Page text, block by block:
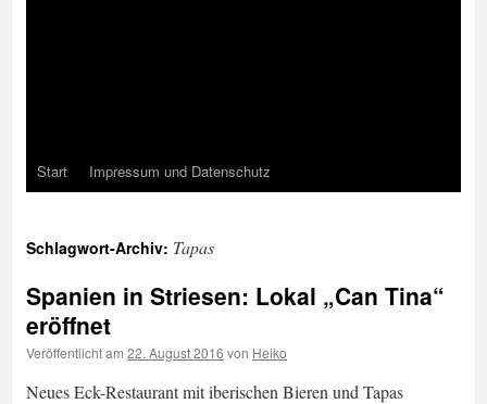
Start Impressum und Datenschutz
Schlagwort-Archiv: Tapas
Spanien in Striesen: Lokal „Can Tina“
eröffnet
Veröffentlicht am 22. August 2016 von Heiko
Neues Eck-Restaurant mit iberischen Bieren und Tapas